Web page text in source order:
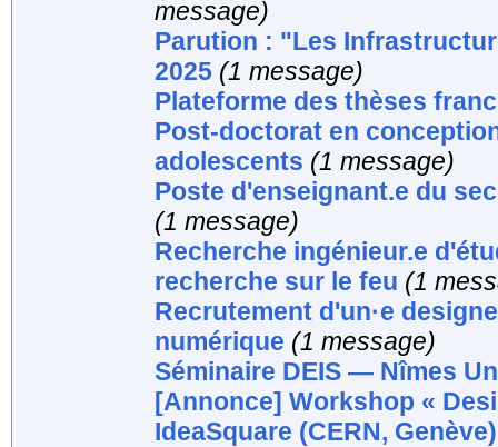
message)
Parution : "Les
2025 (1 message)
Plateforme des thèses
Post-doctorat en
adolescents (1 message)
Poste d'enseignant.e du
(1 message)
Recherche ingénieur.e
recherche sur le feu (1
Recrutement d'un·e
numérique (1 message)
Séminaire DEIS — Nîmes
[Annonce] Workshop «
IdeaSquare (CERN,